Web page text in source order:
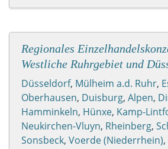
Regionales
Westliche Ruhrgebiet und
Düsseldorf, Mülheim a.d. Ruhr,
Oberhausen, Duisburg, Alpen,
Hamminkeln, Hünxe, Kamp-
Neukirchen-Vluyn, Rheinberg,
Sonsbeck, Voerde (Niederrhein),